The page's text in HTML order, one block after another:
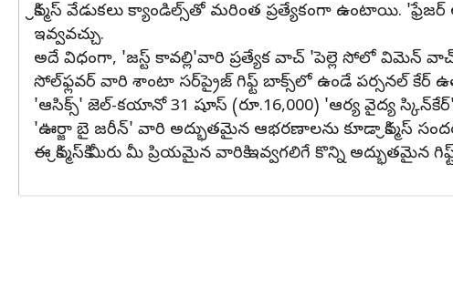
క్రిస్మస్‌ వేడుకలు క్యాండిల్స్‌తో మరింత ప్రత్యేకంగా ఉంటాయి.
ఇవ్వవచ్చు.
అదే విధంగా, 'జస్ట్ కావల్లి'వారి ప్రత్యేక వాచ్‌ 'పెల్లె సోలో విమెన్‌
సోల్‌ఫ్లవర్‌ వారి శాంటా సర్‌ప్రైజ్‌ గిఫ్ట్‌ బాక్స్‌లో ఉండే పర్సనల్‌ కేర్‌
'ఆసిక్స్‌' జెల్-కయానో 31 షూస్‌ (రూ.16,000) 'ఆర్య వైద్య
'ఊర్జా బై జరీన్‌' వారి అద్భుతమైన ఆభరణాలను కూడా క్రిస్మస్‌
ఈ క్రిస్మస్‌కి మీరు మీ ప్రియమైన వారికి ఇవ్వగలిగే కొన్ని అద్భుతమైన